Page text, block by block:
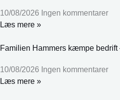
10/08/2026 Ingen kommentarer
Læs mere »
Familien Hammers kæmpe bedrift
10/08/2026 Ingen kommentarer
Læs mere »